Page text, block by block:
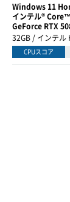
Windows 11
インテル®
GeForce RTX
32GB / インテ
CPUスコア